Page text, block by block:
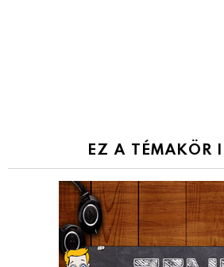
EZ A TÉMAKÖR